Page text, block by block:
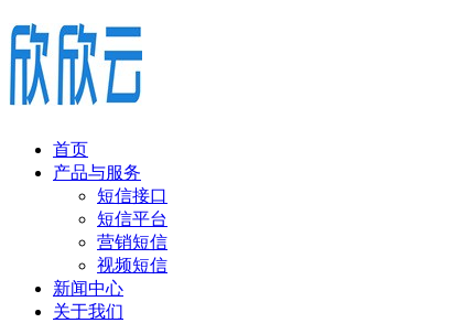
首页
产品与服务
短信接口
短信平台
营销短信
视频短信
新闻中心
关于我们